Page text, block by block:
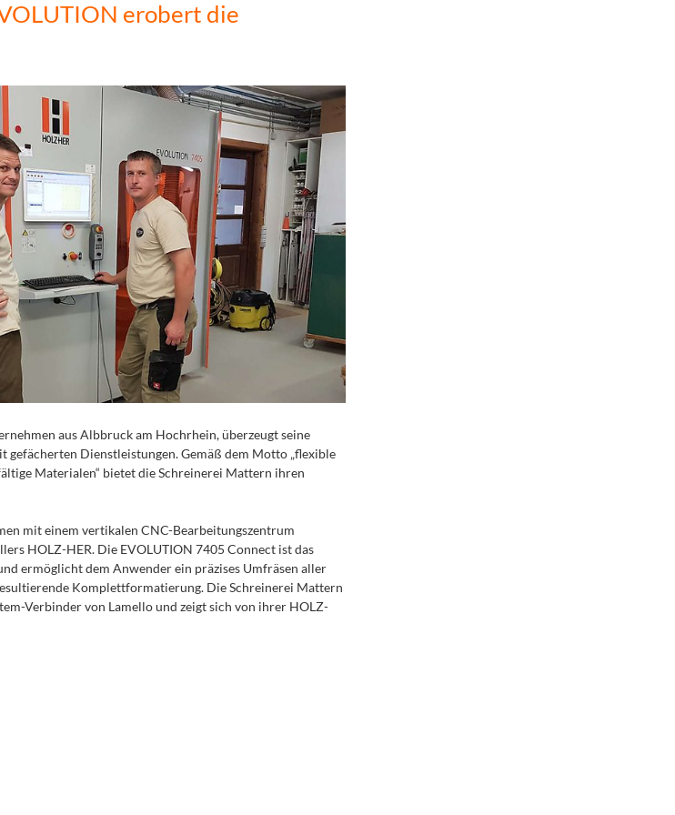
erobert die
aus Albbruck am Hochrhein, überzeugt seine
Dienstleistungen. Gemäß dem Motto „flexible
Materialen“ bietet die Schreinerei Mattern ihren
mit einem vertikalen CNC-Bearbeitungszentrum
HOLZ-HER. Die EVOLUTION 7405 Connect ist das
ermöglicht dem Anwender ein präzises Umfräsen aller
Komplettformatierung. Die Schreinerei Mattern
Verbinder von Lamello und zeigt sich von ihrer HOLZ-